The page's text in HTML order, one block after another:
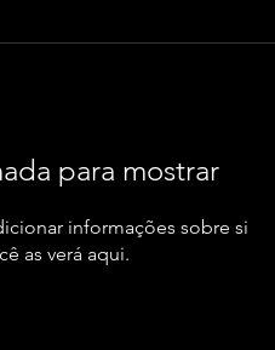
para mostrar
informações sobre si
as verá aqui.